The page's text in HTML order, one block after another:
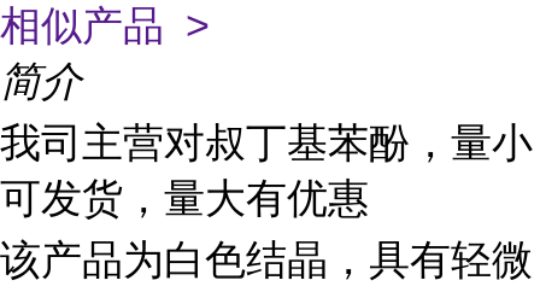
相似产品 >
简介
我司主营对叔丁基苯酚，量小
可发货，量大有优惠
该产品为白色结晶，具有轻微